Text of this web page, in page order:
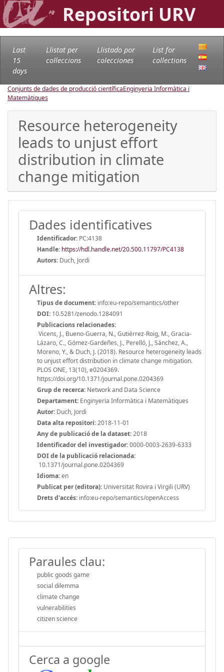
Repositori URV
Last
15
days
Llistat per
col·leccions
Llistado por
colecciones
List for
collections
Conjunts de dades de producció científicaEnginyeria Informàtica i
Matemàtiques
Resource heterogeneity
leads to unjust effort
distribution in climate
change mitigation
Dades identificatives
Identificador: PC:4138
Handle: https://hdl.handle.net/20.500.11797/PC4138
Autors: Duch, Jordi
Altres:
Tipus de document: info:eu-repo/semantics/other
DOI: 10.5281/zenodo.1284091
Publicacions relacionades:
Vicens, J., Bueno-Guerra, N., Gutiérrez-Roig, M., Gracia-
Lázaro, C., Gómez-Gardeñes, J., Perelló, J., Sánchez, A.,
Moreno, Y., & Duch, J. (2018). Resource heterogeneity leads
to unjust effort distribution in climate change mitigation.
PLOS ONE, 13(10), e0204369.
https://doi.org/10.1371/journal.pone.0204369
Grup de recerca: Network and Data Science
Departament: Enginyeria Informàtica i Matemàtiques
Autor: Duch, Jordi
Data alta repositori:2018-11-01
Any de publicació de la dataset:2018
Identificador del investigador:0000-0003-2639-6333
DOI de la publicació relacionada:
10.1371/journal.pone.0204369
Idioma:en
Publicat per (editora): Universitat Rovira i Virgili (URV)
Drets d'accés: info:eu-repo/semantics/openAccess
Paraules clau:
public goods game
social dilemma
climate change
vulnerabilities
citizen science
Cerca a google